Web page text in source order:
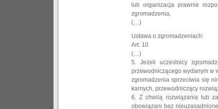
lub organizacja prawnie
zgromadzenia,
(…)
Ustawa o zgromadzeniach:
Art. 10
(…)
5. Jeżeli uczestnicy
przewodniczącego wydanym w
zgromadzenia sprzeciwia się
karnych, przewodniczący
6. Z chwilą rozwiązania lub
obowiązani bez